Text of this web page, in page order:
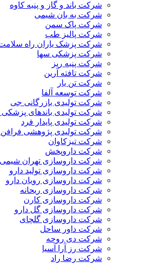
شرکت باند و گاز و پنبه کاوه
شرکت به بان شیمی
شرکت پاک سمن
شرکت پالیز طب
شرکت پزشک یاران راه
شرکت پزشکی سها
شرکت پنبه ریز
شرکت تافته آرین
شرکت تن یار
شرکت توسعه آلفا
شرکت تولیدی بازرگانی جی
شرکت تولیدی باندهای پزشکی
شرکت تولیدی پایدار فرد
شرکت تولیدی پژوهشی
شرکت تیزکاوان
شرکت داروپخش
شرکت داروسازی تهران شیمی
شرکت داروسازی تولید دارو
شرکت داروسازی رویان دارو
شرکت داروسازی ریحانه
شرکت داروسازی کارن
شرکت داروسازی گل دارو
شرکت داروسازی گلچای
شرکت داور ساحل
شرکت دی روحه
شرکت رز آرا آسیا
شرکت رضا راد